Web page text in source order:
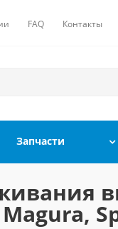
FAQ Контакты
Запчасти